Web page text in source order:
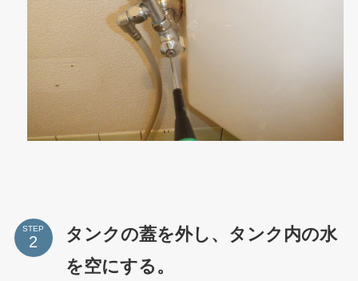
STEP
タンクの蓋を外し、タンク内の水
を空にする。